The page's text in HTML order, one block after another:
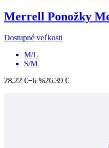
Merrell Ponožky
Dostupné veľkosti
M/L
S/M
28.22 €−6 %26.39 €